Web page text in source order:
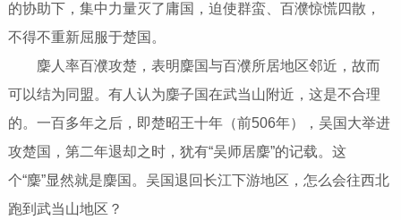
的协助下，集中力量灭了庸国，迫使群蛮、百濮惊慌四散，
不得不重新屈服于楚国。
麇人率百濮攻楚，表明麇国与百濮所居地区邻近，故而
可以结为同盟。有人认为麇子国在武当山附近，这是不合理
的。一百多年之后，即楚昭王十年（前506年），吴国大举进
攻楚国，第二年退却之时，犹有“吴师居麇”的记载。这
个“麇”显然就是麇国。吴国退回长江下游地区，怎么会往西北
跑到武当山地区？